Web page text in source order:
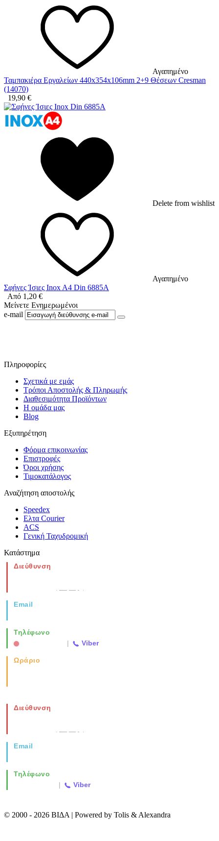
Αγαπημένο
Ταμπακιέρα Εργαλείων 440x354x106mm 2+9 Θέσεων Cresman
(14070)
19,90 €
Delete from wishlist
Αγαπημένο
Σφήνες Ίσιες Inox A4 Din 6885A
Από 1,20 €
Μείνετε Ενημερωμένοι
e-mail
Πληροφορίες
Σχετικά με εμάς
Τρόποι Αποστολής & Πληρωμής
Διαθεσιμότητα Προϊόντων
Η ομάδα μας
Blog
Εξυπηρέτηση
Φόρμα επικοινωνίας
Επιστροφές
Όροι χρήσης
Τιμοκατάλογος
Αναζήτηση αποστολής
Speedex
Ελτα Courier
ACS
Γενική Ταχυδρομική
Κατάστημα
Διεύθυνση
Email
Τηλέφωνο
| Viber
Ωράριο
Διεύθυνση
Email
Τηλέφωνο
| Viber
© 2000 - 2026 ΒΙΔΑ | Powered by Tolis & Alexandra